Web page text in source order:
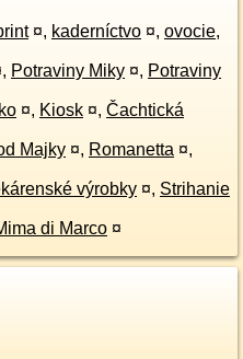
¤, kaderníctvo ¤, ovocie,
, Potraviny Miky ¤, Potraviny
¤, Kiosk ¤, Čachtická
Majky ¤, Romanetta ¤,
výrobky ¤, Strihanie
di Marco ¤